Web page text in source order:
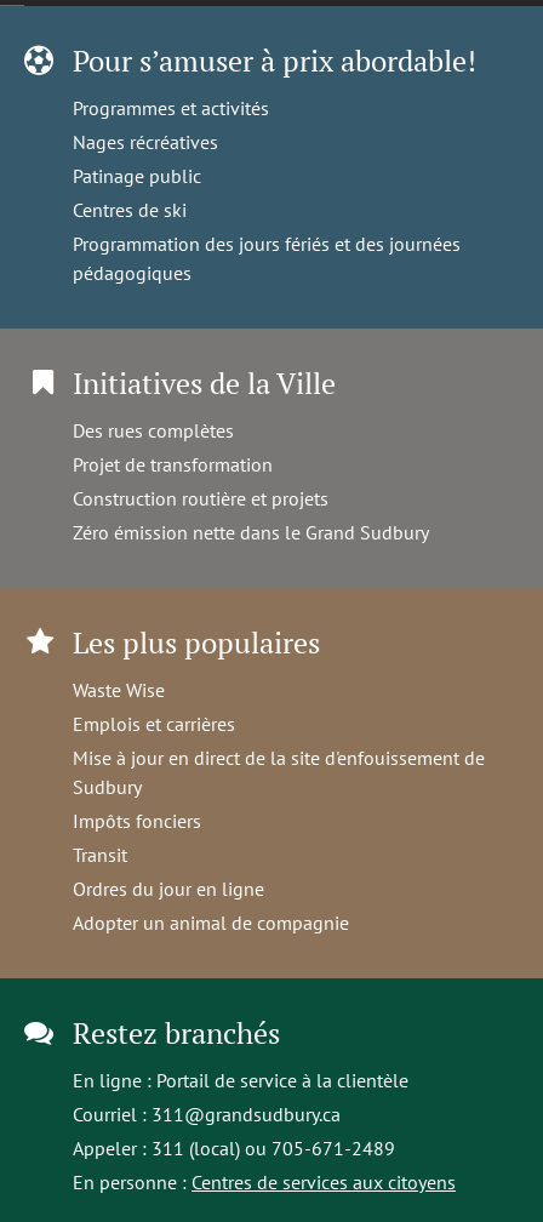
Pour s’amuser à prix abordable!
Programmes et activités
Nages récréatives
Patinage public
Centres de ski
Programmation des jours fériés et des journées
pédagogiques
Initiatives de la Ville
Des rues complètes
Projet de transformation
Construction routière et projets
Zéro émission nette dans le Grand Sudbury
Les plus populaires
Waste Wise
Emplois et carrières
Mise à jour en direct de la site d'enfouissement de
Sudbury
Impôts fonciers
Transit
Ordres du jour en ligne
Adopter un animal de compagnie
Restez branchés
En ligne : Portail de service à la clientèle
Courriel : 311@grandsudbury.ca
Appeler : 311 (local) ou 705-671-2489
En personne : Centres de services aux citoyens